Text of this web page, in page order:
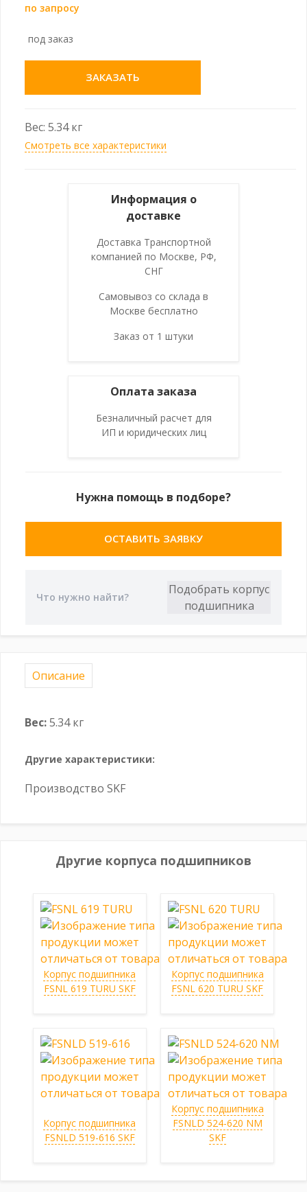
по запросу
под заказ
ЗАКАЗАТЬ
Вес: 5.34 кг
Смотреть все характеристики
Информация о
доставке
Доставка Транспортной
компанией по Москве, РФ,
СНГ
Самовывоз со склада в
Москве бесплатно
Заказ от 1 штуки
Оплата заказа
Безналичный расчет для
ИП и юридических лиц
Нужна помощь в подборе?
ОСТАВИТЬ ЗАЯВКУ
Описание
Вес:5.34 кг
Другие характеристики:
Производство SKF
Другие корпуса подшипников
Корпус подшипника
FSNL 619 TURU SKF
Корпус подшипника
FSNL 620 TURU SKF
Корпус подшипника
FSNLD 519-616 SKF
Корпус подшипника
FSNLD 524-620 NM
SKF